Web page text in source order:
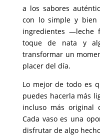
a los sabores
con lo simple y bien
ingredientes —leche
toque de nata y
transformar un
placer del día.
Lo mejor de todo es
puedes hacerla más
incluso más original
Cada vaso es una
disfrutar de algo